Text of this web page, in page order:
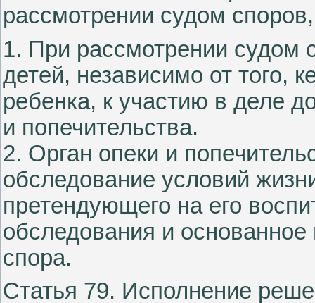
рассмотрении судом
1. При рассмотрении судом
детей, независимо от того,
ребенка, к участию в деле
и попечительства.
2. Орган опеки и
обследование условий
претендующего на его
обследования и
спора.
Статья 79. Исполнение